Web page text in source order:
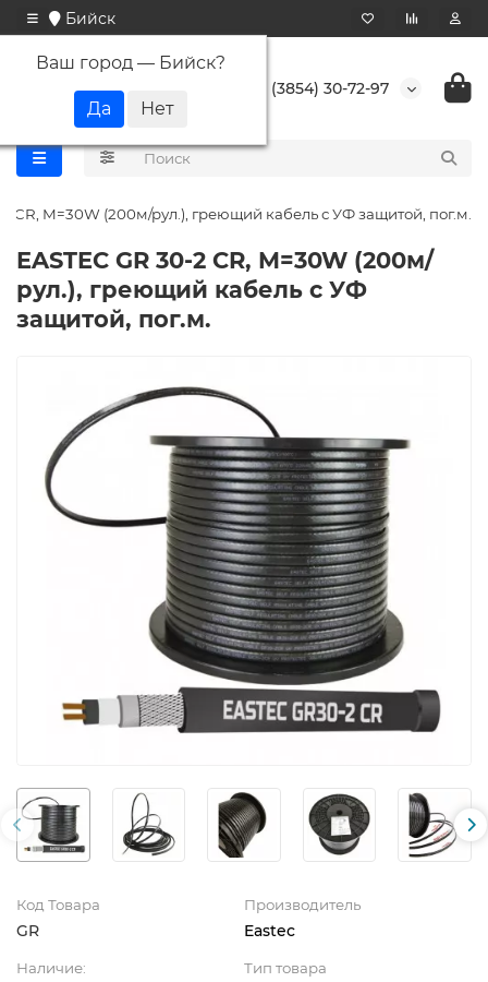
Бийск
Ваш город — Бийск?
+7 (3854) 30-72-97
2 CR, M=30W (200м/рул.), греющий кабель с УФ защитой, пог.м.
EASTEC GR 30-2 CR, M=30W (200м/
рул.), греющий кабель с УФ
защитой, пог.м.
Код Товара
GR
Производитель
Eastec
Наличие: Тип товара